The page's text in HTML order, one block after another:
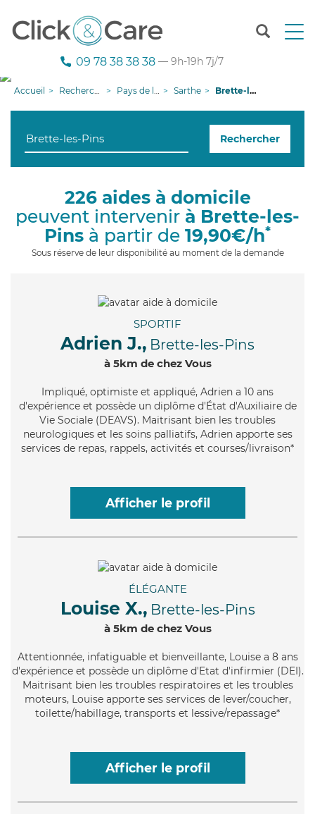
T
n
g
i
09 78 38 38 38 — 9h-19h 7j/7
Accueil Recherche aide à domicile Pays de la Loire Sarthe Brette-les-Pins
Rechercher
226 aides à domicile
peuvent intervenir à Brette-les-
Pins à partir de 19,90€/h*
Sous réserve de leur disponibilité au moment de la demande
SPORTIF
Adrien J., Brette-les-Pins
à 5km de chez Vous
Impliqué, optimiste et appliqué, Adrien a 10 ans
d'expérience et possède un diplôme d'État d'Auxiliaire de
Vie Sociale (DEAVS). Maitrisant bien les troubles
neurologiques et les soins palliatifs, Adrien apporte ses
services de repas, rappels, activités et courses/livraison*
Afficher le profil
ÉLÉGANTE
Louise X., Brette-les-Pins
à 5km de chez Vous
Attentionnée, infatiguable et bienveillante, Louise a 8 ans
d'expérience et possède un diplôme d'Etat d'infirmier (DEI).
Maitrisant bien les troubles respiratoires et les troubles
moteurs, Louise apporte ses services de lever/coucher,
toilette/habillage, transports et lessive/repassage*
Afficher le profil